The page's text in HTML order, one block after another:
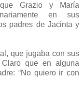
Grazio y María
en sus
padres de Jacinta y
que jugaba con sus
que en alguna
“No quiero ir con